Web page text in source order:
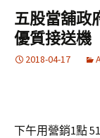
容
五股當舖政
優質接送機
2018-04-17
下午用營銷1點